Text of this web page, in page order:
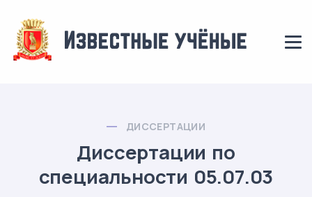
ДИССЕРТАЦИИ
Диссертации по
специальности 05.07.03